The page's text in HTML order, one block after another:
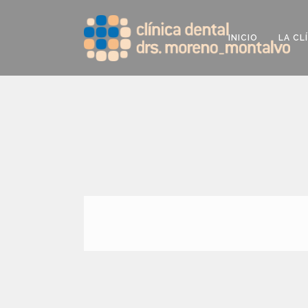
INICIO LA